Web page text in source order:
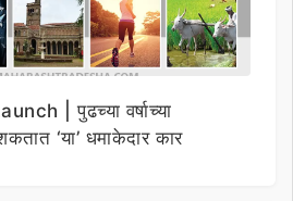
| पुढच्या वर्षाच्या
‘या’ धमाकेदार कार